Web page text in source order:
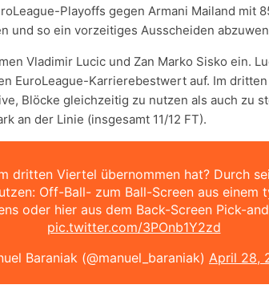
Playoffs gegen Armani Mailand mit
und so ein vorzeitiges Ausscheiden
Vladimir Lucic und Zan Marko Sisko ein.
EuroLeague-Karrierebestwert auf. Im
Blöcke gleichzeitig zu nutzen als auch zu
an der Linie (insgesamt 11/12 FT).
dritten Viertel übernommen hat? Durch
Off-Ball- zum Ball-Screen aus einem
oder hier aus dem Back-Screen Pick-
pic.twitter.com/3POnb1Y2zd
Baraniak (@manuel_baraniak) April 28,